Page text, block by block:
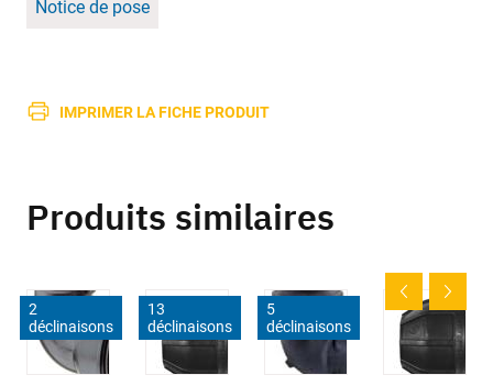
Notice de pose
IMPRIMER LA FICHE PRODUIT
Produits similaires
2
déclinaisons
13
déclinaisons
5
déclinaisons